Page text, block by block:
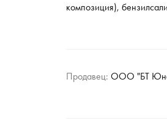
композиция),
Продавец: ООО "БТ